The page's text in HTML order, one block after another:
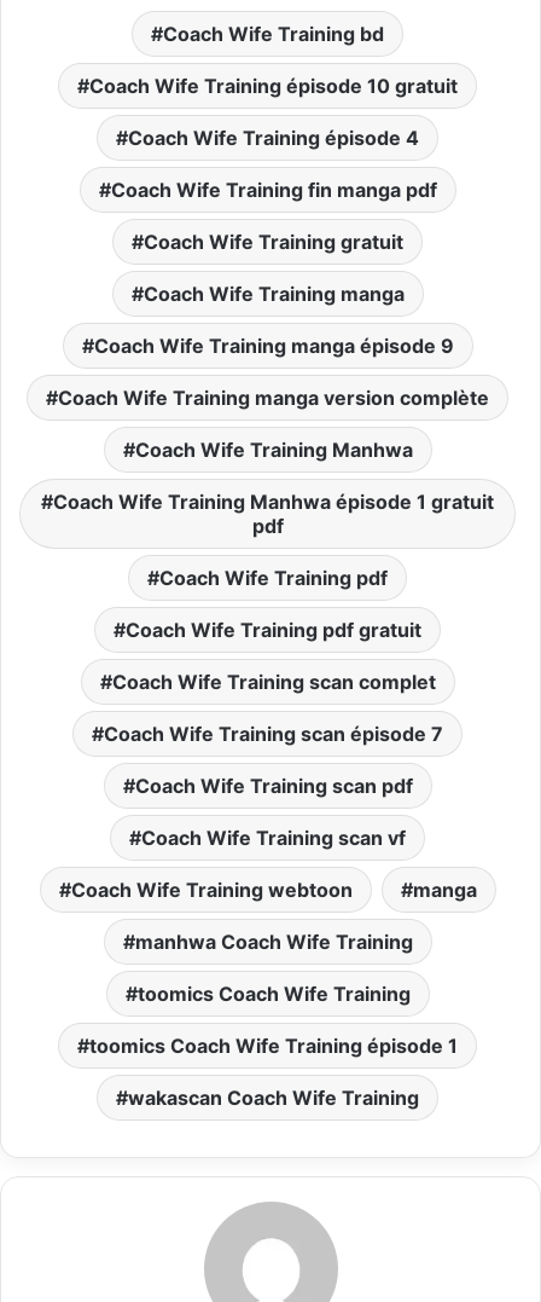
Coach Wife Training bd
Coach Wife Training épisode 10 gratuit
Coach Wife Training épisode 4
Coach Wife Training fin manga pdf
Coach Wife Training gratuit
Coach Wife Training manga
Coach Wife Training manga épisode 9
Coach Wife Training manga version complète
Coach Wife Training Manhwa
Coach Wife Training Manhwa épisode 1 gratuit
pdf
Coach Wife Training pdf
Coach Wife Training pdf gratuit
Coach Wife Training scan complet
Coach Wife Training scan épisode 7
Coach Wife Training scan pdf
Coach Wife Training scan vf
Coach Wife Training webtoon manga
manhwa Coach Wife Training
toomics Coach Wife Training
toomics Coach Wife Training épisode 1
wakascan Coach Wife Training